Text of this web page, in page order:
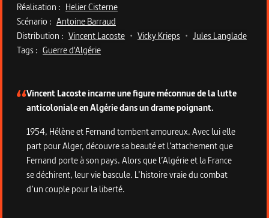
Réalisation : Helier Cisterne
Scénario : Antoine Barraud
Distribution : Vincent Lacoste • Vicky Krieps • Jules Langlade
Tags : Guerre d'Algérie
Vincent Lacoste incarne une figure méconnue de la lutte
anticoloniale en Algérie dans un drame poignant.
1954, Hélène et Fernand tombent amoureux. Avec lui elle
part pour Alger, découvre sa beauté et l’attachement que
Fernand porte à son pays. Alors que l’Algérie et la France
se déchirent, leur vie bascule. L’histoire vraie du combat
d’un couple pour la liberté.